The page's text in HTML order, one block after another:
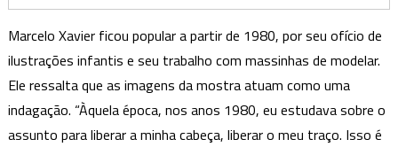
Marcelo Xavier ficou popular a partir de 1980, por seu ofício de
ilustrações infantis e seu trabalho com massinhas de modelar.
Ele ressalta que as imagens da mostra atuam como uma
indagação. “Àquela época, nos anos 1980, eu estudava sobre o
assunto para liberar a minha cabeça, liberar o meu traço. Isso é